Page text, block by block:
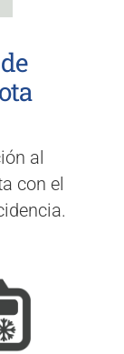
al
con el